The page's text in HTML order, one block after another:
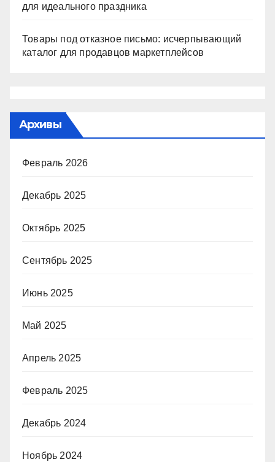
для идеального праздника
Товары под отказное письмо: исчерпывающий
каталог для продавцов маркетплейсов
Архивы
Февраль 2026
Декабрь 2025
Октябрь 2025
Сентябрь 2025
Июнь 2025
Май 2025
Апрель 2025
Февраль 2025
Декабрь 2024
Ноябрь 2024